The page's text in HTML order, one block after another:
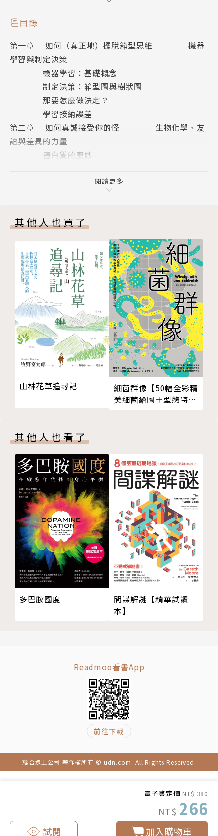
電子書定價 NT$ 380
NT$ 266
加入購物車
試閱
世界上有形形色色的書，幾乎包羅了浩瀚宇宙其餘的萬
象，
沒有一本書可以指引我如何準備好應對這世界；
沒有一本書可以教導我看到悲痛的人如何將手臂環放在
對方肩上安撫，
如何在別人笑的時候我也笑，別人哭的時候我也哭。
我知道當初被放在這顆星球上，必定有什麼理由。
隨著時間推移，我愈來愈能掌握自己的心理狀態，對科
學也愈來愈有興趣。
最後我終於發覺：就是這個了。
用來向我這種不懂人類的人，解釋人類是怎麼一回事。
「局外人」的人生指引，就是這本。
—— 卡蜜拉・彭 Camilla Pang
作者於八歲時被診斷患有自閉症（ASD），二十六歲時
診斷出注意力不足過動症（ADHD），這種獨異狀態，
意味著她不太可能過一般社群生活、與「人類這種生
物」和諧共處，因而四處碰壁，動輒掀翻周身親友同儕
的常人世界，於是她天真地詢問母親是否有一本「人類
使用說明書」可按圖索驥，導出解方。答案是沒有。成
人之後，她有幸獲得生化博士學位，終於尋得開啟自我
封閉天地的專業之鑰，以她最熟悉的科學語言，拆解繁
複晦澀的身心機制與社會儀俗，回歸並肯定自身的特異
性，釐清了「如何當一個人」的最終意義。本書以作者
中可能引燃衝突、牽動交流的日常現象或決策機制，例
如：
－ 決定，以及我們如何做出決定
－ 衝突，以及我們如何避免衝突
－ 關係，以及我們如何建立關係
－ 禮儀，以及我們如何遵守禮儀
本書以罕見、原創的「心理回憶錄／圖解分析／科學入
門知識介紹」多合一形式，追問身心地帶令人費解的常
軌脫逸或糾結景象，搭配作者親繪、深入淺出的二十餘
幅「手寫風」圖表，溫暖包容的心靈精神觀與廣納物
理、化學、生物、心理學的基礎科學世界觀和諧共振，
交織出這本幽默有餘、嚴謹有度的「人類心智現象解說
物注定失序，清掃房間只是違逆「熱力學」的徒然之
舉？「一見如故」或「平行時空」，都是「波長」不同
步的問題，振幅各異，絕不可能搖擺共舞；人與人憑靠
「化學鍵」牽連相依，自然界「四大作用力」也在其間
吸斥生剋。「人我」化成，其來有自，這本新世代天才
學者的得獎大作，將領你踏上「與人同相」之路⋯⋯
➤ 科普書最高榮譽，2020「英國皇家學會科學圖書
戴蒙等大師皆曾以《胡桃裡的宇宙》、《槍炮、病菌與
目錄
第一章 如何（真正地）擺脫箱型思維 機器
學習與制定決策
機器學習：基礎概念
制定決策：箱型圖與樹狀圖
那要怎麼做決定？
學習接納誤差
第二章 如何真誠接受你的怪 生物化學、友
誼與差異的力量
蛋白質的奧妙
蛋白質的個性與團隊合作
第三章 如何忘記什麼叫完美 熱力學、秩序
失序卻有序的人
失序為何恆為增加？
創造熱力學上有利的狀態
秩序：互相角力的看法
能達成平衡嗎？
第四章 如何感受恐懼 光線、折射與恐懼
恐懼如光
探究光波
成為稜鏡
讓恐懼化作靈感
第五章 如何尋找和諧 波理論、和諧運動與
和諧運動與振幅
眾行為與個體性
群眾與共識
群眾與個體性
第七章 如何往目標邁進 量子力學、網絡理
論與目標設定
大哉問：現在還是未來？
網絡理論與拓撲學
梯度下降演算法：找到路徑
第八章 如何將心比心 演化、機率與人際關
開端：細胞演化
機率與同理心：貝氏定理
爭執與妥協：模糊邏輯
無所不在的化學鍵
四大基本作用力
生命中不可承受之鍵結
第十章 如何從錯誤中學習 深度學習、回饋
深度學習與神經網路
重新設計回饋迴路
第十一章 如何以禮相待 賽局理論、複雜系
統與社交禮儀
後記
閱讀更多
其他人也買了
山林花草追尋記
細菌群像【50幅全彩精
美細菌繪圖＋型態特色
其他人也看了
多巴胺國度
間諜解謎【精華試讀
本】
Readmoo看書App
前往下載
聯合線上公司 著作權所有 © udn.com. All Rights Reserved.